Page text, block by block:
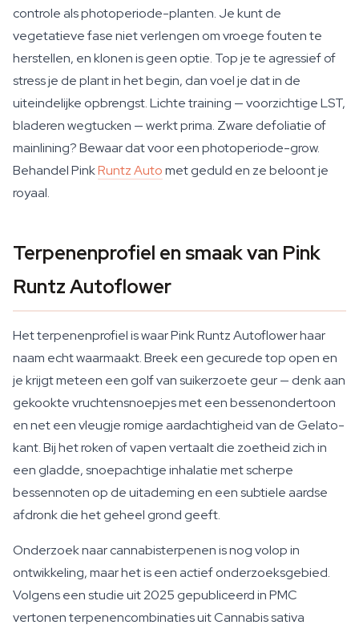
controle als photoperiode-planten. Je kunt de
vegetatieve fase niet verlengen om vroege fouten te
herstellen, en klonen is geen optie. Top je te agressief of
stress je de plant in het begin, dan voel je dat in de
uiteindelijke opbrengst. Lichte training — voorzichtige LST,
bladeren wegtucken — werkt prima. Zware defoliatie of
mainlining? Bewaar dat voor een photoperiode-grow.
Behandel PinkRuntz Automet geduld en ze beloont je
royaal.
Terpenenprofiel en smaak van Pink
Runtz Autoflower
Het terpenenprofiel is waar Pink Runtz Autoflower haar
naam echt waarmaakt. Breek een gecurede top open en
je krijgt meteen een golf van suikerzoete geur — denk aan
gekookte vruchtensnoepjes met een bessenondertoon
en net een vleugje romige aardachtigheid van de Gelato-
kant. Bij het roken of vapen vertaalt die zoetheid zich in
een gladde, snoepachtige inhalatie met scherpe
bessennoten op de uitademing en een subtiele aardse
afdronk die het geheel grond geeft.
Onderzoek naar cannabisterpenen is nog volop in
ontwikkeling, maar het is een actief onderzoeksgebied.
Volgens een studie uit 2025 gepubliceerd in PMC
vertonen terpenencombinaties uit Cannabis sativa